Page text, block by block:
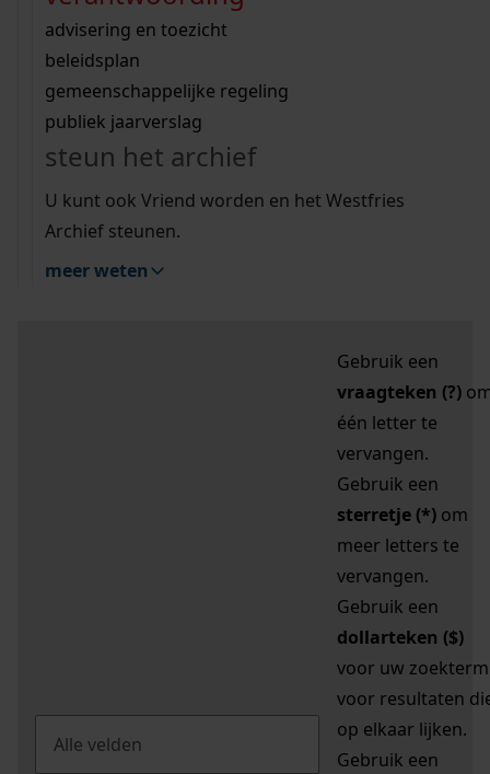
bouwvergunningen
omgevingsvergunningen
vergunningen
beeld en geluid
uitleg nodig?
Wij helpen u op weg met een aantal zoektips.
bekijk alle zoektips
Wij helpen u op weg met een aantal zoektips.
bekijk alle zoektips
bekijk ons geschiedenislokaal
advisering en toezicht
beleidsplan
gemeenschappelijke regeling
publiek jaarverslag
steun het archief
U kunt ook Vriend worden en het Westfries
Archief steunen.
meer weten
zoektips
Mijn Studiezaal (inloggen)
uw zoekopdracht te
Gebruik een
vraagteken (?)
één letter te
vervangen.
Gebruik een
sterretje (*) om
meer letters te
vervangen.
Gebruik een
dollarteken ($)
voor uw zoekterm
voor resultaten
op elkaar lijken.
Gebruik een